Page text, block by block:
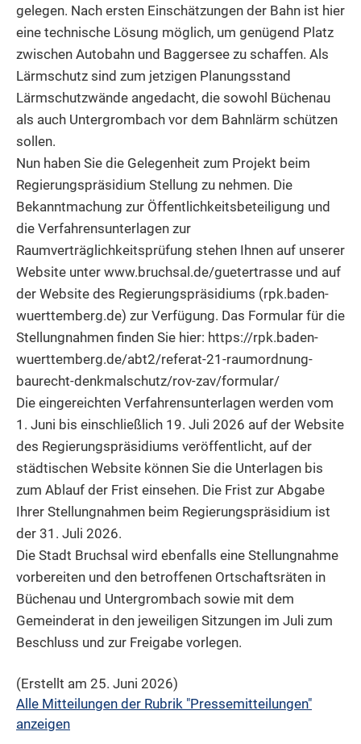
gelegen. Nach ersten Einschätzungen der Bahn ist hier
eine technische Lösung möglich, um genügend Platz
zwischen Autobahn und Baggersee zu schaffen. Als
Lärmschutz sind zum jetzigen Planungsstand
Lärmschutzwände angedacht, die sowohl Büchenau
als auch Untergrombach vor dem Bahnlärm schützen
sollen.
Nun haben Sie die Gelegenheit zum Projekt beim
Regierungspräsidium Stellung zu nehmen. Die
Bekanntmachung zur Öffentlichkeitsbeteiligung und
die Verfahrensunterlagen zur
Raumverträglichkeitsprüfung stehen Ihnen auf unserer
Website unter www.bruchsal.de/guetertrasse und auf
der Website des Regierungspräsidiums (rpk.baden-
wuerttemberg.de) zur Verfügung. Das Formular für die
Stellungnahmen finden Sie hier: https://rpk.baden-
wuerttemberg.de/abt2/referat-21-raumordnung-
baurecht-denkmalschutz/rov-zav/formular/
Die eingereichten Verfahrensunterlagen werden vom
1. Juni bis einschließlich 19. Juli 2026 auf der Website
des Regierungspräsidiums veröffentlicht, auf der
städtischen Website können Sie die Unterlagen bis
zum Ablauf der Frist einsehen. Die Frist zur Abgabe
Ihrer Stellungnahmen beim Regierungspräsidium ist
der 31. Juli 2026.
Die Stadt Bruchsal wird ebenfalls eine Stellungnahme
vorbereiten und den betroffenen Ortschaftsräten in
Büchenau und Untergrombach sowie mit dem
Gemeinderat in den jeweiligen Sitzungen im Juli zum
Beschluss und zur Freigabe vorlegen.
(Erstellt am 25. Juni 2026)
Alle Mitteilungen der Rubrik "Pressemitteilungen"
anzeigen